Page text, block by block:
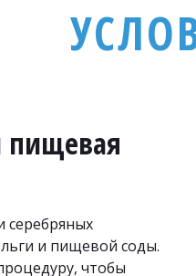
пищевая
серебряных
и пищевой соды.
чтобы